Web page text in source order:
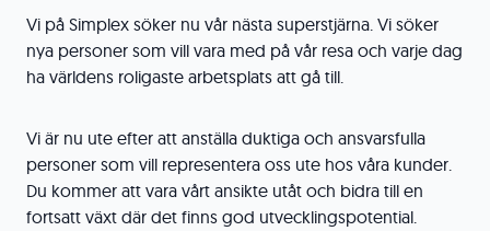
Vi på Simplex söker nu vår nästa superstjärna. Vi söker
nya personer som vill vara med på vår resa och varje dag
ha världens roligaste arbetsplats att gå till.
Vi är nu ute efter att anställa duktiga och ansvarsfulla
personer som vill representera oss ute hos våra kunder.
Du kommer att vara vårt ansikte utåt och bidra till en
fortsatt växt där det finns god utvecklingspotential.